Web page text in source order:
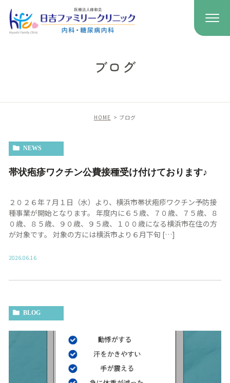
ブログ
HOME ブログ
NEWS
帯状疱疹ワクチン公費接種受け付けております♪
２０２６年７月１日（水）より、横浜市帯状疱疹ワクチン予防接
種事業が開始となります。 年度内に６５歳、７０歳、７５歳、８
０歳、８５歳、９０歳、９５歳、１００歳になる横浜市在住の方
が対象です。 対象の方には横浜市より６月下旬 […]
2026.06.16
BLOG